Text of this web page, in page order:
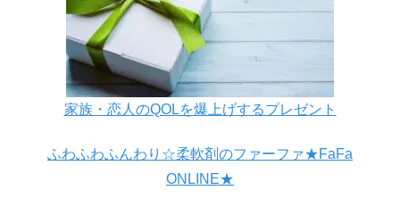
家族・恋人のQOLを爆上げするプレゼント
ふわふわふんわり☆柔軟剤のファーファ★FaFa
ONLINE★